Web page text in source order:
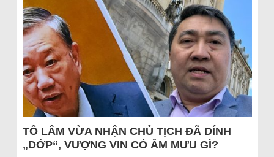
TÔ LÂM VỪA NHẬN CHỦ TỊCH ĐÃ DÍNH
„DỚP“, VƯỢNG VIN CÓ ÂM MƯU GÌ?